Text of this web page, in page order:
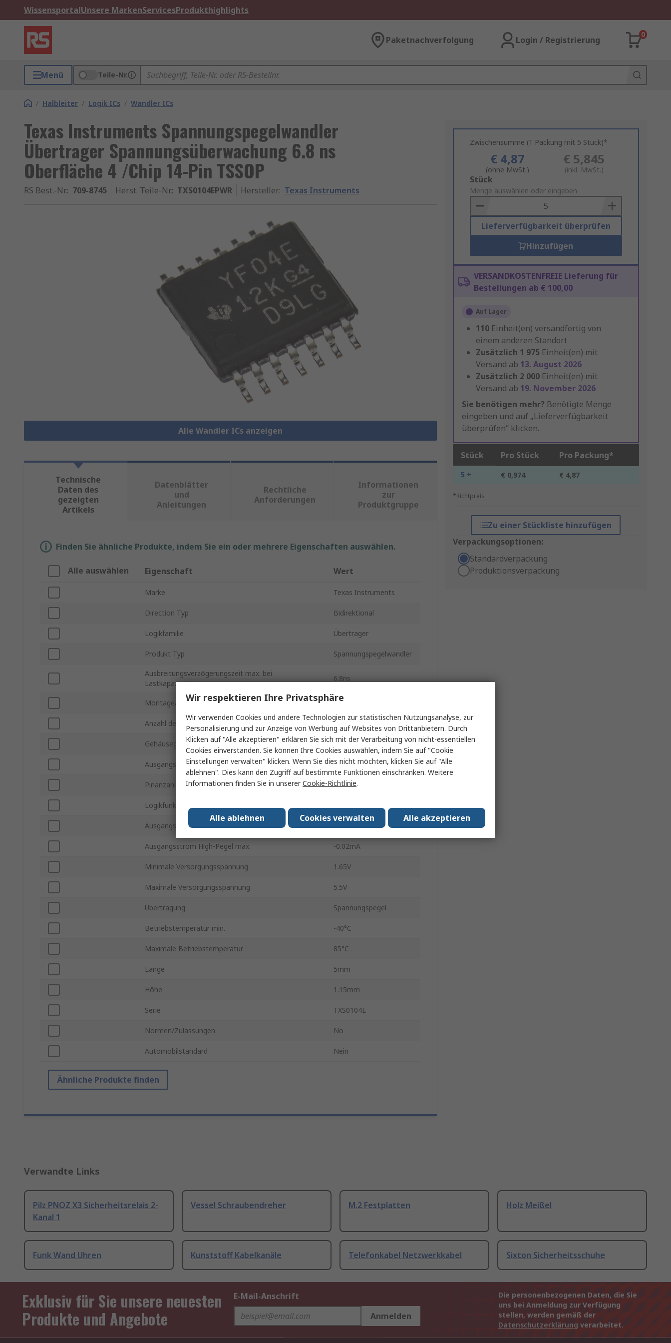
WissensportalUnsere MarkenServicesProdukthighlights
Paketnachverfolgung Login / Registrierung
0
Menü Teile-Nr.
/ Halbleiter / Logik ICs / Wandler ICs
Texas Instruments Spannungspegelwandler
Übertrager Spannungsüberwachung 6.8 ns
Oberfläche 4 /Chip 14-Pin TSSOP
RS Best.-Nr.: 709-8745 Herst. Teile-Nr.: TXS0104EPWR Hersteller: Texas Instruments
Alle Wandler ICs anzeigen
Zwischensumme (1 Packung mit 5 Stück)*
€ 4,87
(ohne MwSt.)
€ 5,845
(inkl. MwSt.)
Add
to
Basket
Stück
Menge auswählen oder eingeben
Lieferverfügbarkeit überprüfen
Hinzufügen
VERSANDKOSTENFREIE Lieferung für
Bestellungen ab € 100,00
Auf Lager
110 Einheit(en) versandfertig von
einem anderen Standort
Zusätzlich 1 975 Einheit(en) mit
Versand ab 13. August 2026
Zusätzlich 2 000 Einheit(en) mit
Versand ab 19. November 2026
Sie benötigen mehr? Benötigte Menge
eingeben und auf „Lieferverfügbarkeit
überprüfen“ klicken.
Stück Pro Stück Pro Packung*
5 + € 0,974 € 4,87
*Richtpreis
Zu einer Stückliste hinzufügen
Verpackungsoptionen:
Standardverpackung
Produktionsverpackung
Technische
Daten des
gezeigten
Artikels
Datenblätter
und
Anleitungen
Rechtliche
Anforderungen
Informationen
zur
Produktgruppe
Finden Sie ähnliche Produkte, indem Sie ein oder mehrere Eigenschaften auswählen.
Alle auswählen Eigenschaft Wert
Marke Texas Instruments
Direction Typ Bidirektional
Logikfamilie Übertrager
Produkt Typ Spannungspegelwandler
Ausbreitungsverzögerungszeit max. bei
Lastkapazität
6.8ns
Montageart Oberfläche
Anzahl der Elemente pro Chip 4
Gehäusegröße TSSOP
Ausgangstyp Offener Abfluss
Pinanzahl 14
Logikfunktion
Ausgangsstrom Low-Pegel max. 1mA
Ausgangsstrom High-Pegel max. -0.02mA
Minimale Versorgungsspannung 1.65V
Maximale Versorgungsspannung 5.5V
Übertragung Spannungspegel
Betriebstemperatur min. -40°C
Maximale Betriebstemperatur 85°C
Länge 5mm
Höhe 1.15mm
Serie TXS0104E
Normen/Zulassungen No
Automobilstandard Nein
Ähnliche Produkte finden
Verwandte Links
Pilz PNOZ X3 Sicherheitsrelais 2-
Kanal 1
Vessel Schraubendreher M.2 Festplatten Holz Meißel
Funk Wand Uhren Kunststoff Kabelkanäle Telefonkabel Netzwerkkabel Sixton Sicherheitsschuhe
Exklusiv für Sie unsere neuesten
Produkte und Angebote
E-Mail-Anschrift
Anmelden
Die personenbezogenen Daten, die Sie
uns bei Anmeldung zur Verfügung
stellen, werden gemäß der
Datenschutzerklärung verarbeitet.
Wir respektieren Ihre Privatsphäre
Wir verwenden Cookies und andere Technologien zur statistischen Nutzungsanalyse, zur
Personalisierung und zur Anzeige von Werbung auf Websites von Drittanbietern. Durch
Klicken auf "Alle akzeptieren" erklären Sie sich mit der Verarbeitung von nicht-essentiellen
Cookies einverstanden. Sie können Ihre Cookies auswählen, indem Sie auf "Cookie
Einstellungen verwalten" klicken. Wenn Sie dies nicht möchten, klicken Sie auf "Alle
ablehnen". Dies kann den Zugriff auf bestimmte Funktionen einschränken. Weitere
Informationen finden Sie in unsererCookie-Richtlinie.
Alle akzeptieren
Cookies verwalten
Alle ablehnen